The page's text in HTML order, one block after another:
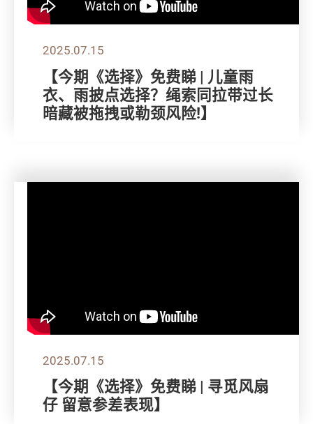
2025.07.15
【今期《选择》免费睇 | 儿童雨
衣、雨披点选择？绳索同拉带过长
暗藏被拖拽或勒颈风险!】
2025.07.15
【今期《选择》免费睇 | 寻觅风扇
仔 留意参差表现】